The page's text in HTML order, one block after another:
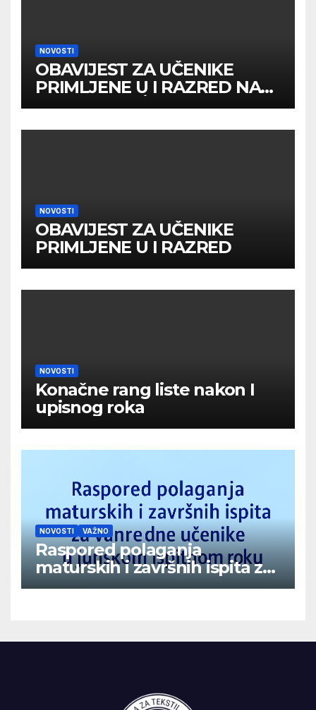
NOVOSTI
OBAVIJEST ZA UČENIKE
PRIMLJENE U I RAZRED NA
DRUGOM UPİSNOM ROKU
NOVOSTI
OBAVIJEST ZA UČENIKE
PRIMLJENE U I RAZRED
NOVOSTI
Konačne rang liste nakon I
upisnog roka
NOVOSTI VAŽNO
Raspored polaganja
maturskih i završnih ispita za
vanredne učenike u junskom